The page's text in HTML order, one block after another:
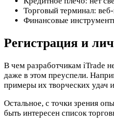
Торговый терминал:
Финансовые
Регистрация и
В чем разработчикам iTrade
даже в этом преуспели.
примеры их творческих удач
Остальное, с точки зрения
быть интересен список